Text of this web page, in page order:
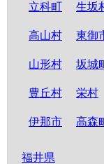
立科町 生坂
高山村 東御
山形村 坂城
豊丘村 栄村
伊那市 高森
福井県